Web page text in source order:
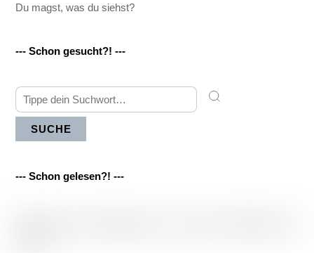
Du magst, was du siehst?
--- Schon gesucht?! ---
SUCHE
--- Schon gelesen?! ---